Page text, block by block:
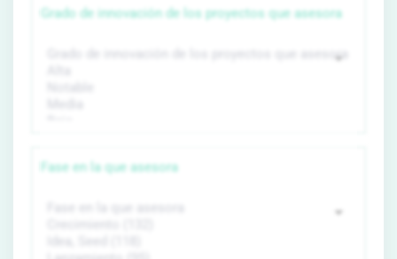
Grado de innovación de los proyectos que asesora
Fase en la que asesora